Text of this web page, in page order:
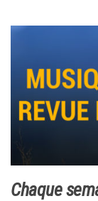
Chaque